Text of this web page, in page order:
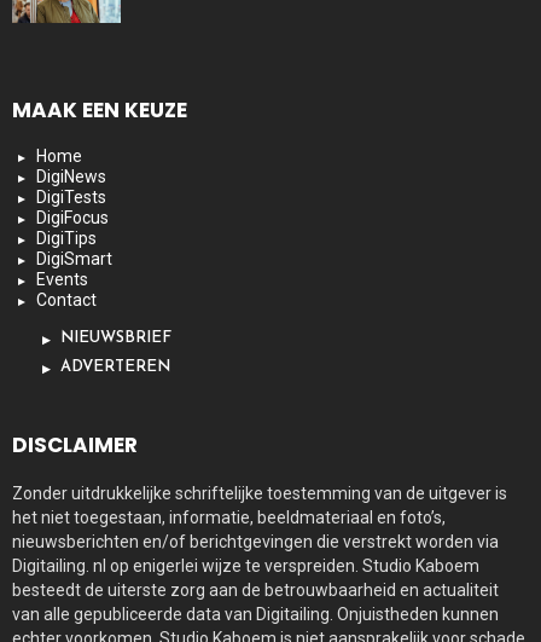
MAAK EEN KEUZE
Home
DigiNews
DigiTests
DigiFocus
DigiTips
DigiSmart
Events
Contact
NIEUWSBRIEF
ADVERTEREN
DISCLAIMER
Zonder uitdrukkelijke schriftelijke toestemming van de uitgever is
het niet toegestaan, informatie, beeldmateriaal en foto’s,
nieuwsberichten en/of berichtgevingen die verstrekt worden via
Digitailing. nl op enigerlei wijze te verspreiden. Studio Kaboem
besteedt de uiterste zorg aan de betrouwbaarheid en actualiteit
van alle gepubliceerde data van Digitailing. Onjuistheden kunnen